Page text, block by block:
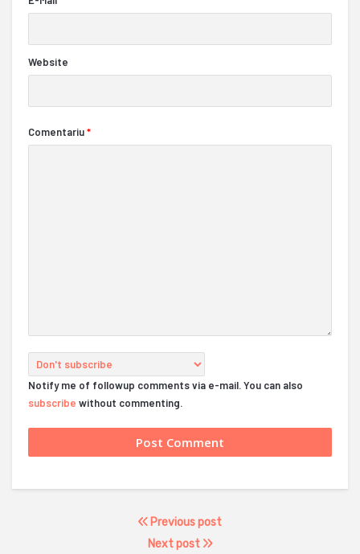
Website
Comentariu*
Notify me of followup comments via e-mail. You can also
subscribe without commenting.
Previous post
Next post